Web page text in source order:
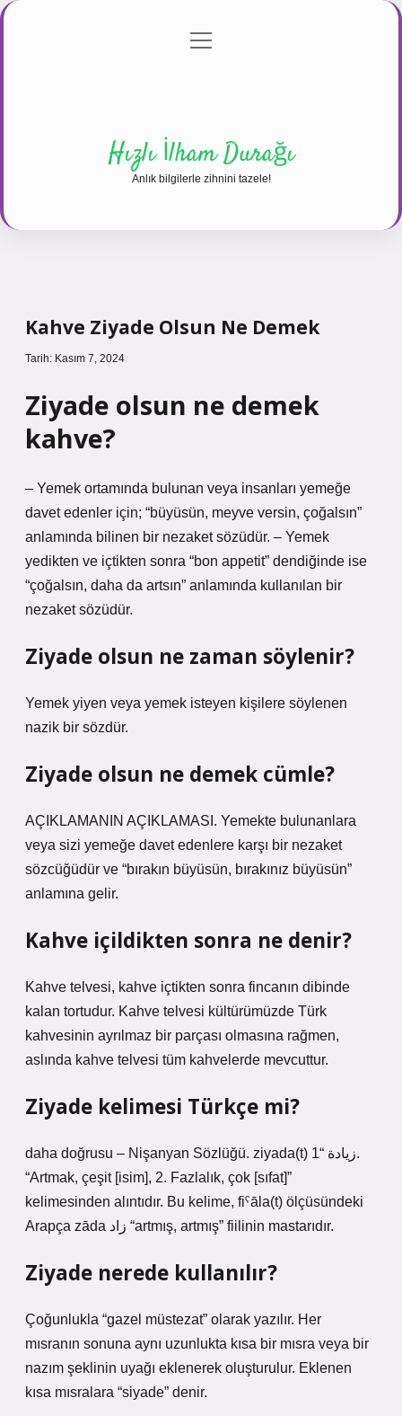
Gizlilik Politikası
menüyü
Hızlı İlham Durağı
Anlık bilgilerle zihnini tazele!
Kahve Ziyade Olsun Ne Demek
Tarih: Kasım 7, 2024
Ziyade olsun ne demek
kahve?
– Yemek ortamında bulunan veya insanları yemeğe
davet edenler için; “büyüsün, meyve versin, çoğalsın”
anlamında bilinen bir nezaket sözüdür. – Yemek
yedikten ve içtikten sonra “bon appetit” dendiğinde ise
“çoğalsın, daha da artsın” anlamında kullanılan bir
nezaket sözüdür.
Ziyade olsun ne zaman söylenir?
Yemek yiyen veya yemek isteyen kişilere söylenen
nazik bir sözdür.
Ziyade olsun ne demek cümle?
AÇIKLAMANIN AÇIKLAMASI. Yemekte bulunanlara
veya sizi yemeğe davet edenlere karşı bir nezaket
sözcüğüdür ve “bırakın büyüsün, bırakınız büyüsün”
anlamına gelir.
Kahve içildikten sonra ne denir?
Kahve telvesi, kahve içtikten sonra fincanın dibinde
kalan tortudur. Kahve telvesi kültürümüzde Türk
kahvesinin ayrılmaz bir parçası olmasına rağmen,
aslında kahve telvesi tüm kahvelerde mevcuttur.
Ziyade kelimesi Türkçe mi?
daha doğrusu – Nişanyan Sözlüğü. ziyada(t) زيادة “1.
“Artmak, çeşit [isim], 2. Fazlalık, çok [sıfat]”
kelimesinden alıntıdır. Bu kelime, fiˁāla(t) ölçüsündeki
Arapça zāda زاد “artmış, artmış” fiilinin mastarıdır.
Ziyade nerede kullanılır?
Çoğunlukla “gazel müstezat” olarak yazılır. Her
mısranın sonuna aynı uzunlukta kısa bir mısra veya bir
nazım şeklinin uyağı eklenerek oluşturulur. Eklenen
kısa mısralara “siyade” denir.